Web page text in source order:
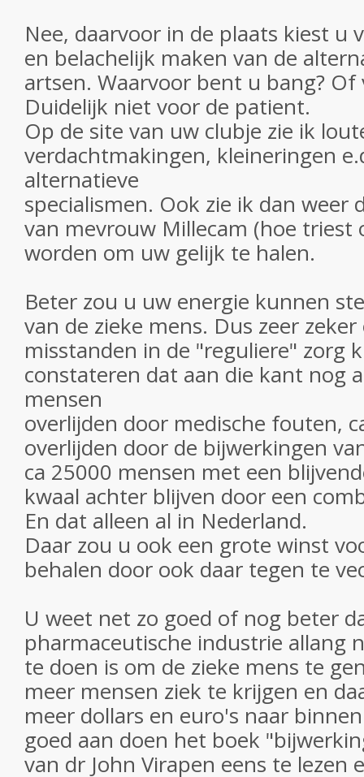
Nee, daarvoor in de plaats kiest u
en belachelijk maken van de
artsen. Waarvoor bent u bang?
Duidelijk niet voor de patient.
Op de site van uw clubje zie ik
verdachtmakingen, kleineringen
alternatieve
specialismen. Ook zie ik dan weer
van mevrouw Millecam (hoe triest
worden om uw gelijk te halen.
Beter zou u uw energie kunnen
van de zieke mens. Dus zeer
misstanden in de "reguliere" zorg
constateren dat aan die kant nog
mensen
overlijden door medische fouten,
overlijden door de bijwerkingen
ca 25000 mensen met een
kwaal achter blijven door een
En dat alleen al in Nederland.
Daar zou u ook een grote winst
behalen door ook daar tegen te
U weet net zo goed of nog beter
pharmaceutische industrie allang
te doen is om de zieke mens te
meer mensen ziek te krijgen en
meer dollars en euro's naar
goed aan doen het boek
van dr John Virapen eens te lezen